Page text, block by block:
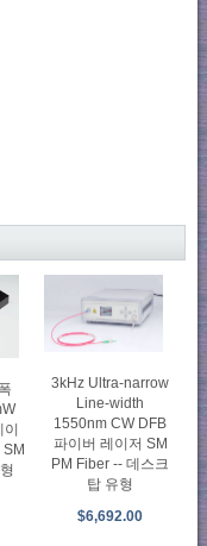
3kHz Ultra-narrow
Line-width
1550nm CW DFB
파이버 레이저 SM
PM Fiber -- 데스크
탑 유형
$6,692.00